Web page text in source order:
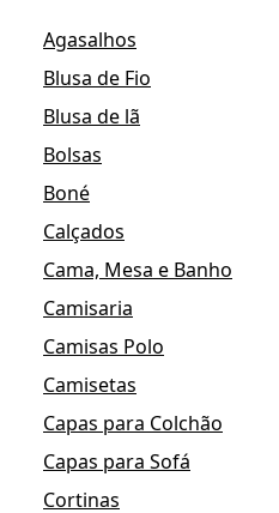
Agasalhos
Blusa de Fio
Blusa de lã
Bolsas
Boné
Calçados
Cama, Mesa e Banho
Camisaria
Camisas Polo
Camisetas
Capas para Colchão
Capas para Sofá
Cortinas